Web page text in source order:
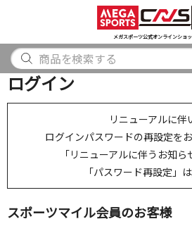
メガスポーツ公式オンラインショ
アウトドア
から探す
ブ
か
ログイン
リニューアルに伴
ログインパスワードの再設定を
「リニューアルに伴うお知ら
「パスワード再設定」は
スポーツマイル会員のお客様